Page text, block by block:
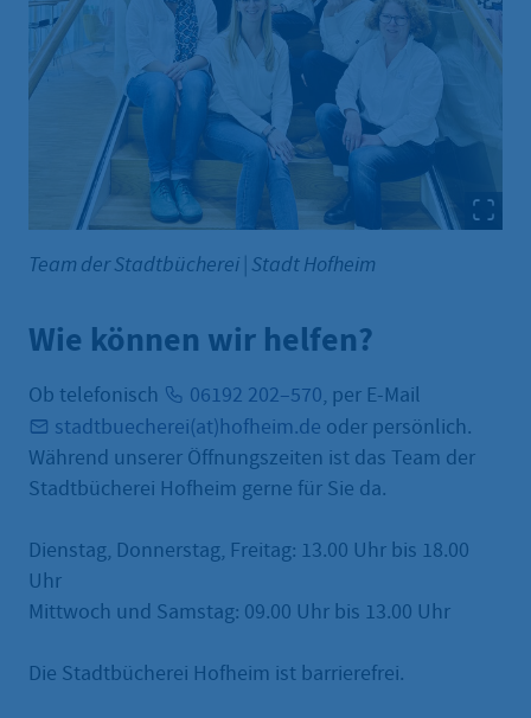
Team der Stadtbücherei Stadt Hofheim
Wie können wir helfen?
Ob telefonisch 06192 202–570, per E-Mail
stadtbuecherei(at)hofheim.de oder persönlich.
Während unserer Öffnungszeiten ist das Team der
Stadtbücherei Hofheim gerne für Sie da.
Dienstag, Donnerstag, Freitag: 13.00 Uhr bis 18.00
Uhr
Mittwoch und Samstag: 09.00 Uhr bis 13.00 Uhr
Die Stadtbücherei Hofheim ist barrierefrei.